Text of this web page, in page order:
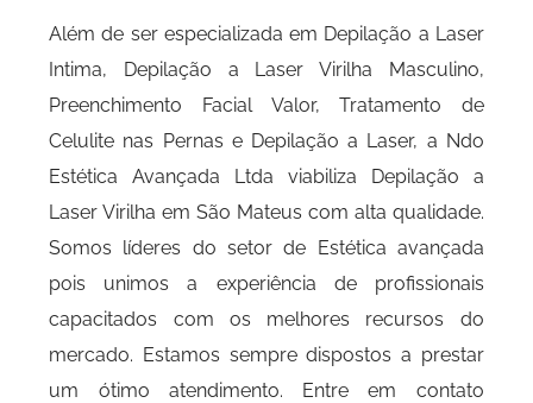
Além de ser especializada em Depilação a Laser
Intima, Depilação a Laser Virilha Masculino,
Preenchimento Facial Valor, Tratamento de
Celulite nas Pernas e Depilação a Laser, a Ndo
Estética Avançada Ltda viabiliza Depilação a
Laser Virilha em São Mateus com alta qualidade.
Somos líderes do setor de Estética avançada
pois unimos a experiência de profissionais
capacitados com os melhores recursos do
mercado. Estamos sempre dispostos a prestar
um ótimo atendimento. Entre em contato